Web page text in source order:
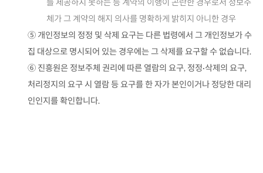
를 제공하지 못하는 등 계약의 이행이 곤란한 경우로서 정보주
체가 그 계약의 해지 의사를 명확하게 밝히지 아니한 경우
⑤ 개인정보의 정정 및 삭제 요구는 다른 법령에서 그 개인정보가 수
집 대상으로 명시되어 있는 경우에는 그 삭제를 요구할 수 없습니다.
⑥ 진흥원은 정보주체 권리에 따른 열람의 요구, 정정·삭제의 요구,
처리정지의 요구 시 열람 등 요구를 한 자가 본인이거나 정당한 대리
인인지를 확인합니다.